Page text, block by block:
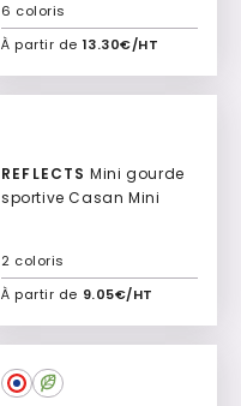
À partir de 13.30€/HT
6 coloris
Ajouter à mon devis
REFLECTS Mini gourde
sportive Casan Mini
À partir de 9.05€/HT
2 coloris
Ajouter à mon devis